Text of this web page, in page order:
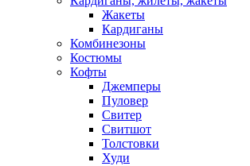
Жакеты
Кардиганы
Комбинезоны
Костюмы
Кофты
Джемперы
Пуловер
Свитер
Свитшот
Толстовки
Худи